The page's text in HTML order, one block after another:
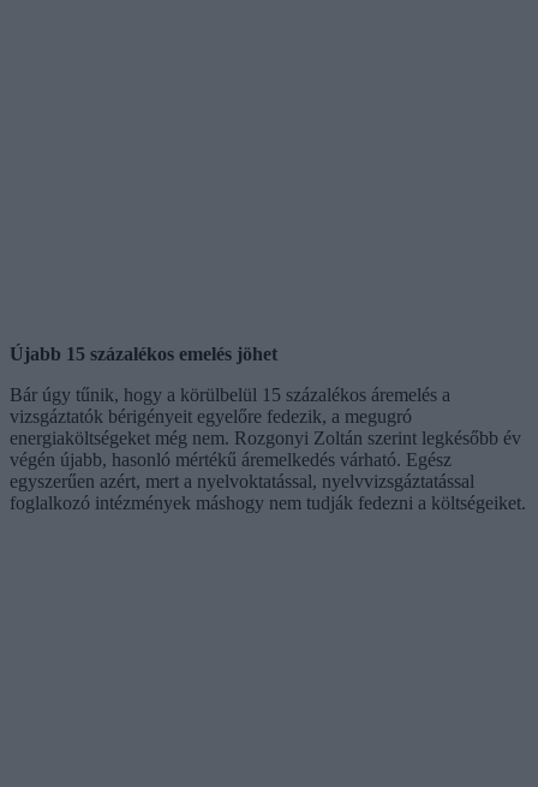
Újabb 15 százalékos emelés jöhet
Bár úgy tűnik, hogy a körülbelül 15 százalékos áremelés a
vizsgáztatók bérigényeit egyelőre fedezik, a megugró
energiaköltségeket még nem. Rozgonyi Zoltán szerint legkésőbb év
végén újabb, hasonló mértékű áremelkedés várható. Egész
egyszerűen azért, mert a nyelvoktatással, nyelvvizsgáztatással
foglalkozó intézmények máshogy nem tudják fedezni a költségeiket.